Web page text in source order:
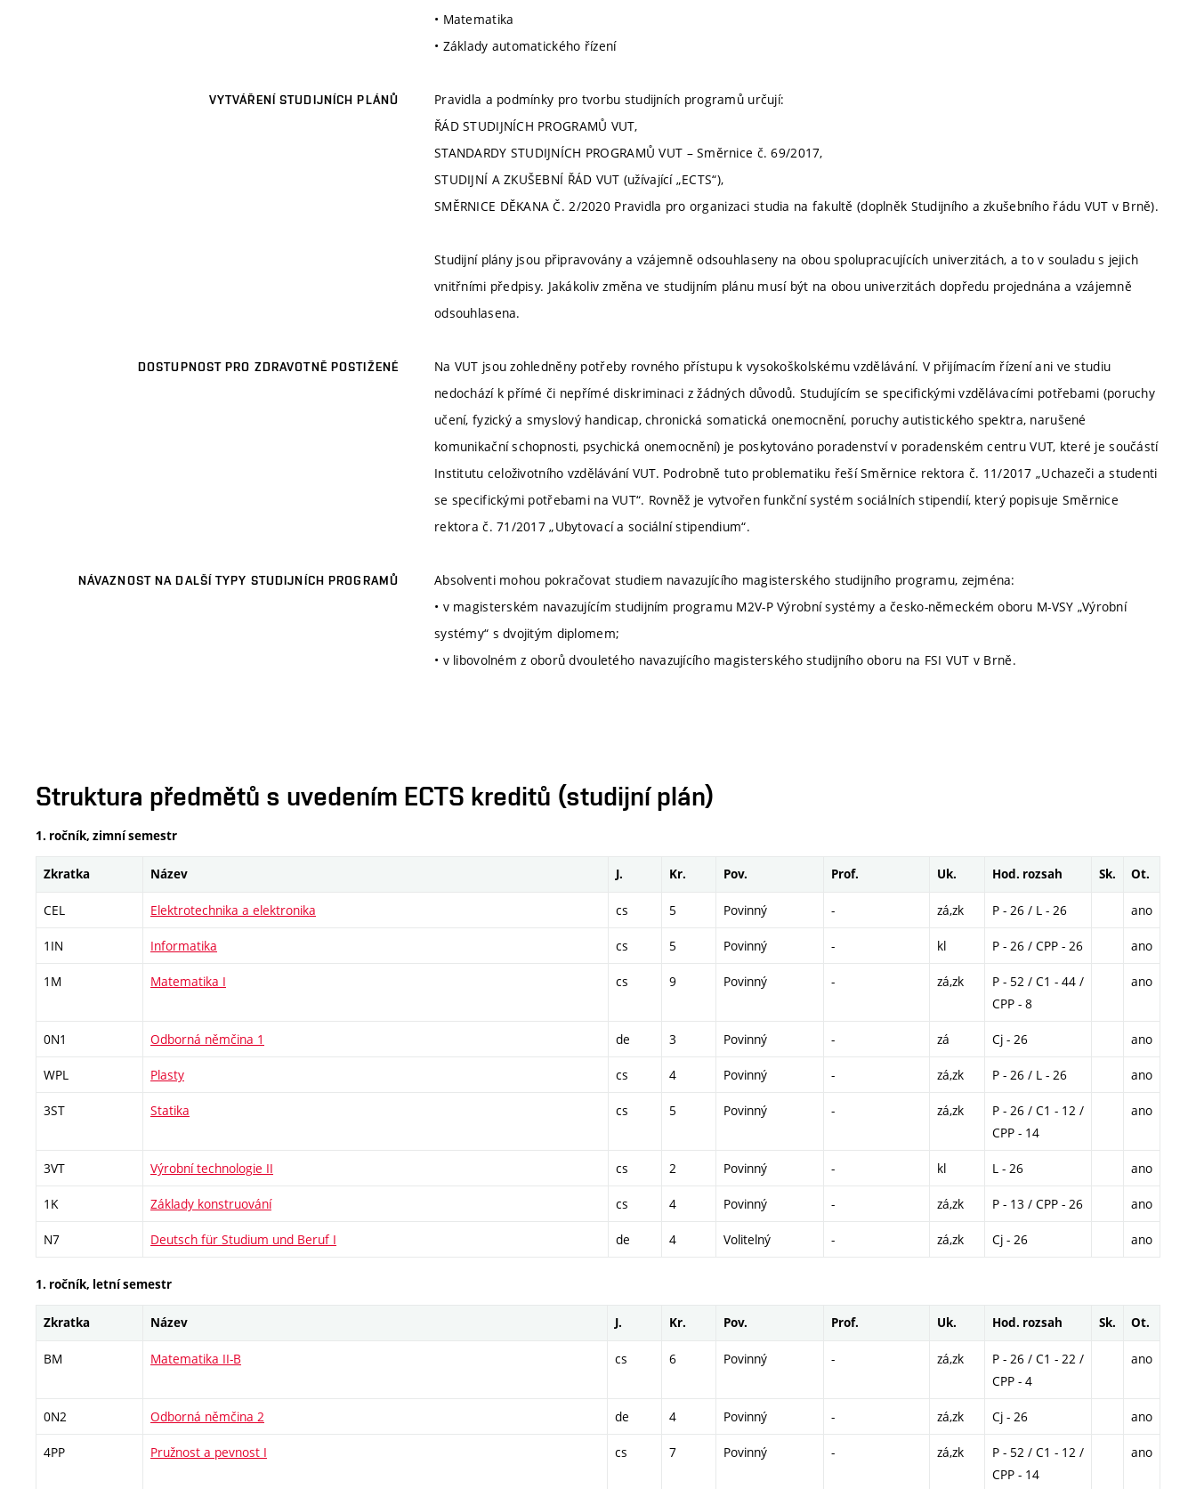
• Matematika
• Základy automatického řízení
VYTVÁŘENÍ STUDIJNÍCH PLÁNŮ
Pravidla a podmínky pro tvorbu studijních programů určují:
ŘÁD STUDIJNÍCH PROGRAMŮ VUT,
STANDARDY STUDIJNÍCH PROGRAMŮ VUT – Směrnice č. 69/2017,
STUDIJNÍ A ZKUŠEBNÍ ŘÁD VUT (užívající „ECTS“),
SMĚRNICE DĚKANA Č. 2/2020 Pravidla pro organizaci studia na fakultě (doplněk Studijního a zkušebního řádu VUT v Brně).
Studijní plány jsou připravovány a vzájemně odsouhlaseny na obou spolupracujících univerzitách, a to v souladu s jejich
vnitřními předpisy. Jakákoliv změna ve studijním plánu musí být na obou univerzitách dopředu projednána a vzájemně
odsouhlasena.
DOSTUPNOST PRO ZDRAVOTNĚ POSTIŽENÉ
Na VUT jsou zohledněny potřeby rovného přístupu k vysokoškolskému vzdělávání. V přijímacím řízení ani ve studiu
nedochází k přímé či nepřímé diskriminaci z žádných důvodů. Studujícím se specifickými vzdělávacími potřebami (poruchy
učení, fyzický a smyslový handicap, chronická somatická onemocnění, poruchy autistického spektra, narušené
komunikační schopnosti, psychická onemocnění) je poskytováno poradenství v poradenském centru VUT, které je součástí
Institutu celoživotního vzdělávání VUT. Podrobně tuto problematiku řeší Směrnice rektora č. 11/2017 „Uchazeči a studenti
se specifickými potřebami na VUT“. Rovněž je vytvořen funkční systém sociálních stipendií, který popisuje Směrnice
rektora č. 71/2017 „Ubytovací a sociální stipendium“.
NÁVAZNOST NA DALŠÍ TYPY STUDIJNÍCH PROGRAMŮ
Absolventi mohou pokračovat studiem navazujícího magisterského studijního programu, zejména:
• v magisterském navazujícím studijním programu M2V-P Výrobní systémy a česko-německém oboru M-VSY „Výrobní
systémy“ s dvojitým diplomem;
• v libovolném z oborů dvouletého navazujícího magisterského studijního oboru na FSI VUT v Brně.
Struktura předmětů s uvedením ECTS kreditů (studijní plán)
1. ročník, zimní semestr
Zkratka Název J. Kr. Pov. Prof. Uk. Hod. rozsah Sk. Ot.
CEL Elektrotechnika a elektronika cs 5 Povinný - zá,zk P - 26 / L - 26 ano
1IN Informatika cs 5 Povinný - kl P - 26 / CPP - 26 ano
1M Matematika I cs 9 Povinný - zá,zk
P - 52 / C1 - 44 /
CPP - 8
ano
0N1 Odborná němčina 1 de 3 Povinný - zá Cj - 26 ano
WPL Plasty cs 4 Povinný - zá,zk P - 26 / L - 26 ano
3ST Statika cs 5 Povinný - zá,zk
P - 26 / C1 - 12 /
CPP - 14
ano
3VT Výrobní technologie II cs 2 Povinný - kl L - 26 ano
1K Základy konstruování cs 4 Povinný - zá,zk P - 13 / CPP - 26 ano
N7 Deutsch für Studium und Beruf I de 4 Volitelný - zá,zk Cj - 26 ano
1. ročník, letní semestr
Zkratka Název J. Kr. Pov. Prof. Uk. Hod. rozsah Sk. Ot.
BM Matematika II-B cs 6 Povinný - zá,zk
P - 26 / C1 - 22 /
CPP - 4
ano
0N2 Odborná němčina 2 de 4 Povinný - zá,zk Cj - 26 ano
4PP Pružnost a pevnost I cs 7 Povinný - zá,zk
P - 52 / C1 - 12 /
CPP - 14
ano